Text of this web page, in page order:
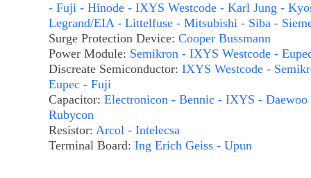
- Fuji - Hinode - IXYS Westcode - Karl Jung -
Legrand/EIA - Littelfuse - Mitsubishi - Siba -
Surge Protection Device: Cooper Bussmann
Power Module: Semikron - IXYS Westcode -
Discreate Semiconductor: IXYS Westcode -
Eupec - Fuji
Capacitor: Electronicon - Bennic - IXYS - Daewoo
Rubycon
Resistor: Arcol - Intelecsa
Terminal Board: Ing Erich Geiss - Upun